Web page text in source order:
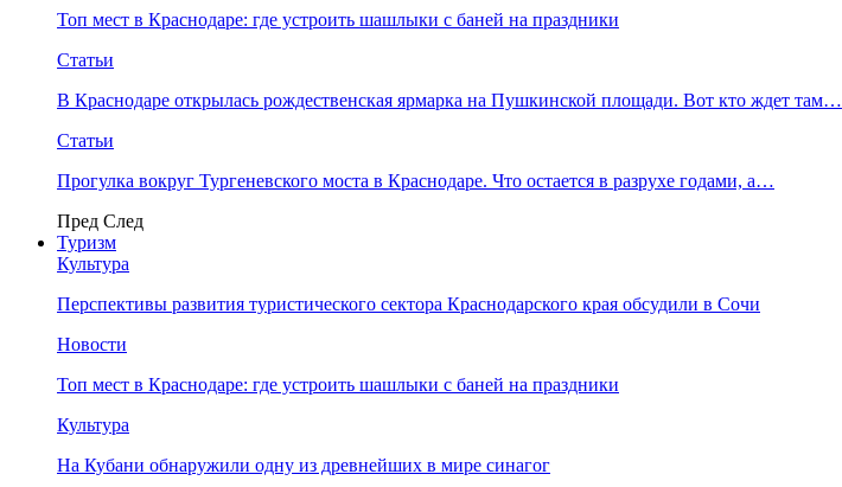
Топ мест в Краснодаре: где устроить шашлыки с баней на праздники
Статьи
В Краснодаре открылась рождественская ярмарка на Пушкинской площади. Вот кто ждет там…
Статьи
Прогулка вокруг Тургеневского моста в Краснодаре. Что остается в разрухе годами, а…
Пред След
Туризм
Культура
Перспективы развития туристического сектора Краснодарского края обсудили в Сочи
Новости
Топ мест в Краснодаре: где устроить шашлыки с баней на праздники
Культура
На Кубани обнаружили одну из древнейших в мире синагог